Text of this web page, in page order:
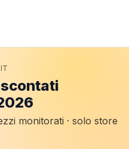
monitorati · solo store